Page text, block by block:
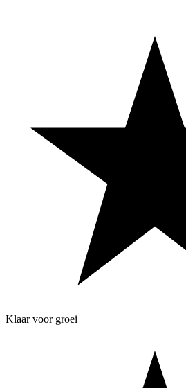
Klaar voor groei